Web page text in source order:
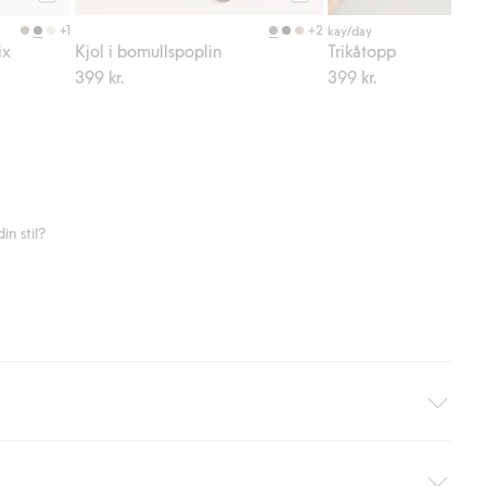
+1 +2
Kjol i bomullspoplin
399 kr.
kay/day
Trikåtopp
399 kr.
stil?